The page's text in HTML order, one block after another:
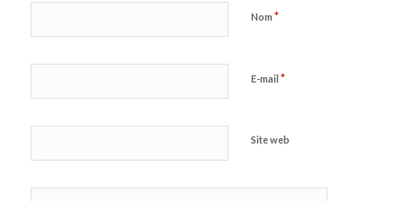
Nom *
E-mail *
Site web